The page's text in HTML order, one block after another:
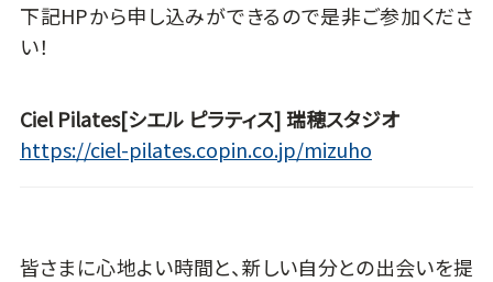
下記HPから申し込みができるので是非ご参加くださ
い！
Ciel Pilates[シエル ピラティス] 瑞穂スタジオ
https://ciel-pilates.copin.co.jp/mizuho
皆さまに心地よい時間と、新しい自分との出会いを提